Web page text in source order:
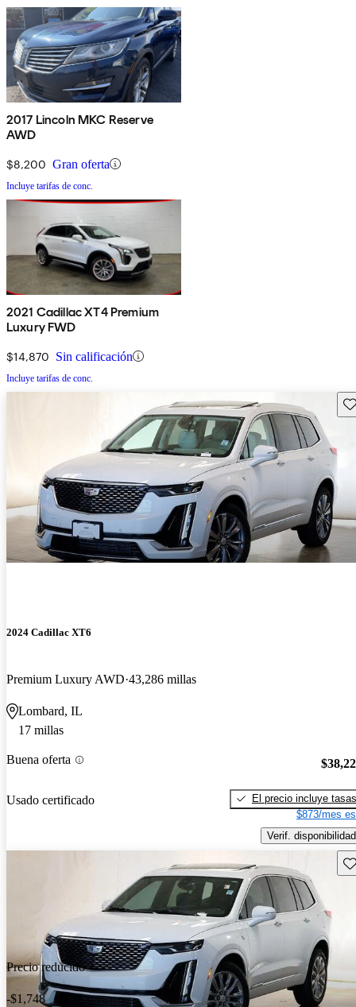
2017 Lincoln MKC Reserve
AWD
$8,200 Gran oferta
Incluye tarifas de conc.
2021 Cadillac XT4 Premium
Luxury FWD
$14,870 Sin calificación
Incluye tarifas de conc.
2024 Cadillac XT6
Premium Luxury AWD 43,286 millas
Lombard, IL
17 millas
Buena oferta
Usado certificado
El precio incluye tasas
$873/mes
Verif. disponibilidad
Precio reducido
-$1,748